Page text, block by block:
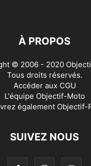
À PROPOS
© 2006 - 2020
Tous droits réservés.
Accéder aux CGU
L'équipe Objectif-Moto
également Objectif-
SUIVEZ NOUS